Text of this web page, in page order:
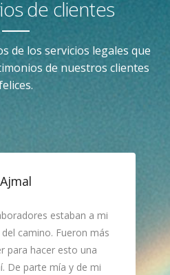
de clientes
de los servicios legales que
de nuestros clientes
Ajmal
estaban a mi
camino. Fueron más
para hacer esto una
De parte mía y de mi